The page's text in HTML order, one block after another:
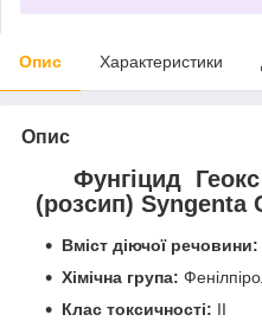
Опис Характеристики
Опис
Фунгіцид
(розсип) Syngenta
Вміст діючої речовини:
Хімічна група:
Клас токсичності: II